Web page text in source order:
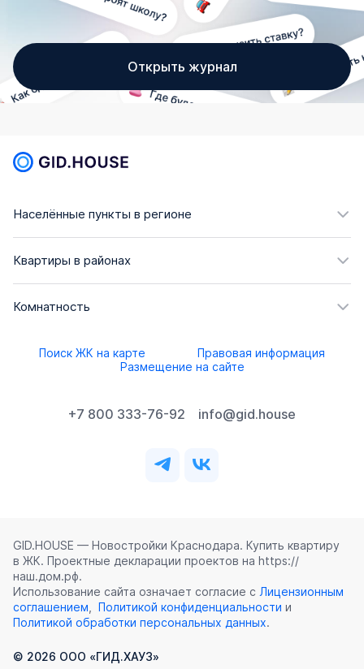
Открыть журнал
Населённые пункты в регионе
Квартиры в районах
Комнатность
Поиск ЖК на карте
Правовая информация
Размещение на сайте
+7 800 333-76-92 info@gid.house
GID.HOUSE — Новостройки Краснодара. Купить квартиру
в ЖК. Проектные декларации проектов на https://
наш.дом.рф.
Использование сайта означает согласие с Лицензионным
соглашением
Политикой конфиденциальности и
Политикой обработки персональных данных.
© 2026 ООО «ГИД.ХАУЗ»